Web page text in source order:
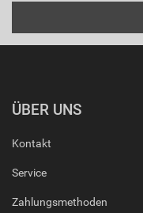
ÜBER UNS
Kontakt
Service
Zahlungsmethoden